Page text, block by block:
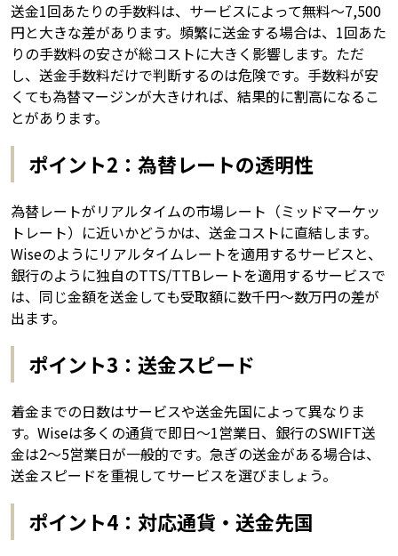
送金1回あたりの手数料は、サービスによって無料〜7,500
円と大きな差があります。頻繁に送金する場合は、1回あた
りの手数料の安さが総コストに大きく影響します。ただ
し、送金手数料だけで判断するのは危険です。手数料が安
くても為替マージンが大きければ、結果的に割高になるこ
とがあります。
ポイント2：為替レートの透明性
為替レートがリアルタイムの市場レート（ミッドマーケッ
トレート）に近いかどうかは、送金コストに直結します。
Wiseのようにリアルタイムレートを適用するサービスと、
銀行のように独自のTTS/TTBレートを適用するサービスで
は、同じ金額を送金しても受取額に数千円〜数万円の差が
出ます。
ポイント3：送金スピード
着金までの日数はサービスや送金先国によって異なりま
す。Wiseは多くの通貨で即日〜1営業日、銀行のSWIFT送
金は2〜5営業日が一般的です。急ぎの送金がある場合は、
送金スピードを重視してサービスを選びましょう。
ポイント4：対応通貨・送金先国